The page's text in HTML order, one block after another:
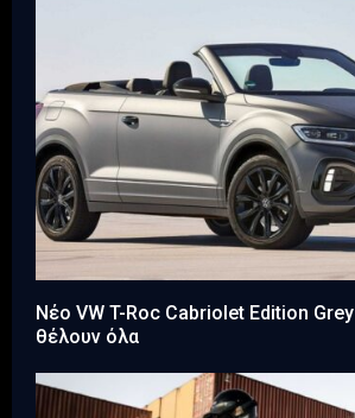
Νέο VW T-Roc Cabriolet Edition
θέλουν όλα